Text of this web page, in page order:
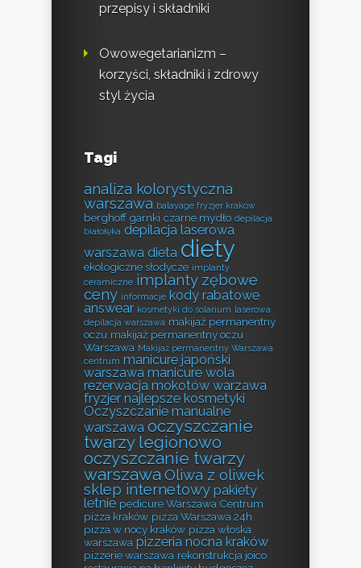
przepisy i składniki
Owowegetarianizm –
korzyści, składniki i zdrowy
styl życia
Tagi
analiza kolorystyczna
warszawa balayage fryzjer kraków
berghoff garnki czarne mydło depilacja
białołęka depilacja laserowa
warszawa dieta diety
ekologiczne słodycze implanty
ceramiczne implanty zębowe
ceny informacje kody rabatowe
answear kosmetyki do solarium
laserowa
depilacja warszawa makijaż permanentny
oczu makijaż permanentny oczu
Warszawa Makijaż permanentny Warszawa
centrum manicure japoński
warszawa manicure wola
rezerwacja mokotów warzawa
fryzjer najlepsze kosmetyki
Oczyszczanie manualne
warszawa oczyszczanie
twarzy legionowo
oczyszczanie twarzy
warszawa Oliwa z oliwek
sklep internetowy pakiety
letnie pedicure Warszawa Centrum
pizza kraków pizza Warszawa 24h
pizza w nocy kraków pizza włoska
warszawa pizzeria nocna kraków
pizzerie warszawa rekonstrukcja joico